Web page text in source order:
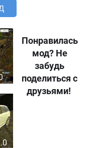
Понравилась
мод? Не
забудь
поделиться с
друзьями!